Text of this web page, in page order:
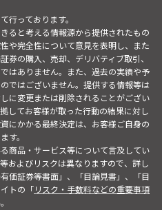
行っております。
ると考える情報源から提供されたもの
や完全性について意見を表明し、また
券の購入、売却、デリバティブ取引、
はありません。また、過去の実績や予
ではございません。提供する情報等は
に変更または削除されることがござい
してお客様が取った行動の結果に対し
にかかる最終決定は、お客様ご自身の
す。
商品・サービス等について言及してい
およびリスクは異なりますので、詳し
価証券等書面」、「目論見書」、「目
トの「リスク・手数料などの重要事項